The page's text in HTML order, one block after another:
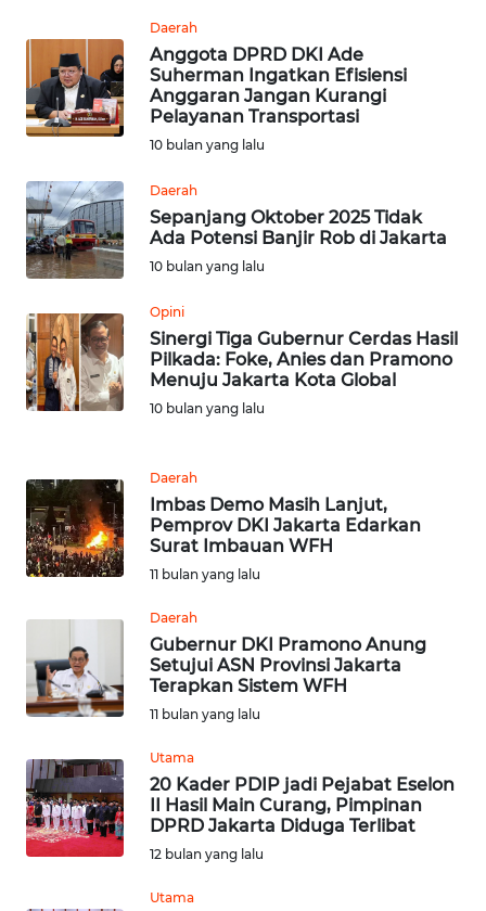
Daerah
Anggota DPRD DKI Ade
Suherman Ingatkan Efisiensi
Anggaran Jangan Kurangi
Pelayanan Transportasi
10 bulan yang lalu
Daerah
Sepanjang Oktober 2025 Tidak
Ada Potensi Banjir Rob di Jakarta
10 bulan yang lalu
Opini
Sinergi Tiga Gubernur Cerdas Hasil
Pilkada: Foke, Anies dan Pramono
Menuju Jakarta Kota Global
10 bulan yang lalu
Daerah
Imbas Demo Masih Lanjut,
Pemprov DKI Jakarta Edarkan
Surat Imbauan WFH
11 bulan yang lalu
Daerah
Gubernur DKI Pramono Anung
Setujui ASN Provinsi Jakarta
Terapkan Sistem WFH
11 bulan yang lalu
Utama
20 Kader PDIP jadi Pejabat Eselon
II Hasil Main Curang, Pimpinan
DPRD Jakarta Diduga Terlibat
12 bulan yang lalu
Utama
WN
DANAU
TOBA
WN
NIAS
WN
WN
TAPANULI
SELATAN
TANJUNG
LESUNG
WN
KARO
SIMALUNGUN
WN
WN
TAPANULI
TENGAH